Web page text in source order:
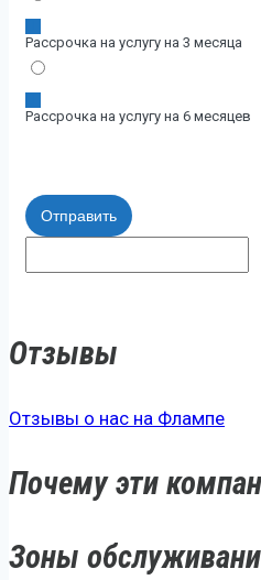
Рассрочка на услугу на 3 месяца
Рассрочка на услугу на 6 месяцев
Отправить
Отзывы
Отзывы о нас на Флампе
Почему эти
Зоны